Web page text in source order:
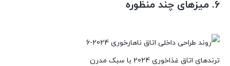
6. میزهای چند منظوره
ترندهای اتاق غذاخوری 2024 با سبک مدرن